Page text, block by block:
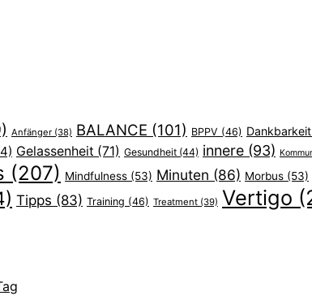
Anfänger (38) BALANCE (101) BPPV (46) Dankbarkeit
Gelassenheit (71) Gesundheit (44) innere (93)
(207) Mindfulness (53) Minuten (86) Morbus (53)
Tipps (83) Training (46) Treatment (39) Vertigo